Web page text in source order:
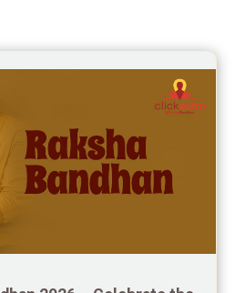
Reviews
Reviews
Reviews
Reviews
Reviews